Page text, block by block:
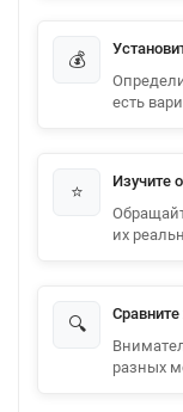
💰
есть
⭐
Изучите
их
🔍
Сравните
разных